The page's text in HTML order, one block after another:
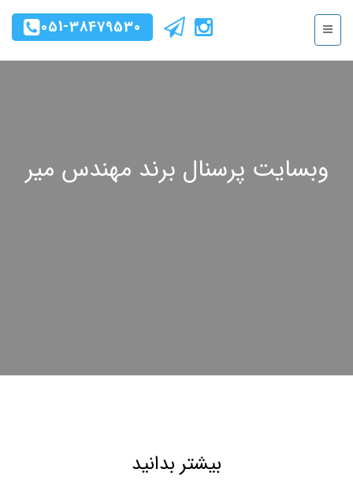
051-38479530
وبسایت پرسنال برند مهندس میر
بیشتر بدانید